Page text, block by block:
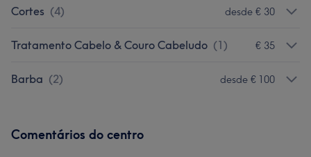
Cortes (4) desde € 30
Tratamento Cabelo & Couro Cabeludo (1) € 35
Barba (2) desde € 100
Comentários do centro